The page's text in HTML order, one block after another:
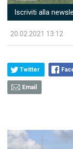
Iscriviti alla
20.02.2021 13:12
Twitter
Email